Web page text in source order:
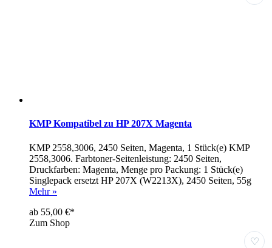
KMP Kompatibel zu HP 207X Magenta
KMP 2558,3006, 2450 Seiten, Magenta, 1 Stück(e) KMP
2558,3006. Farbtoner-Seitenleistung: 2450 Seiten,
Druckfarben: Magenta, Menge pro Packung: 1 Stück(e)
Singlepack ersetzt HP 207X (W2213X), 2450 Seiten, 55g
Mehr »
ab 55,00 €*
Zum Shop
♡